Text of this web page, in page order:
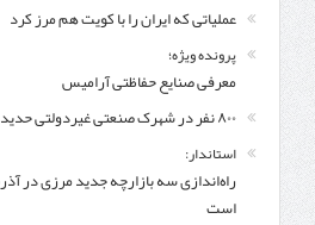
عملیاتی که ایران را با کویت هم مرز کرد
پرونده ویژه؛
معرفی صنایع حفاظتی آرامیس
۸۰۰ نفر در شهرک صنعتی غیردولتی حدید مبتکران اردبیل اشتغال یافتند
استاندار:
راه‌اندازی سه بازارچه جدید مرزی در
است